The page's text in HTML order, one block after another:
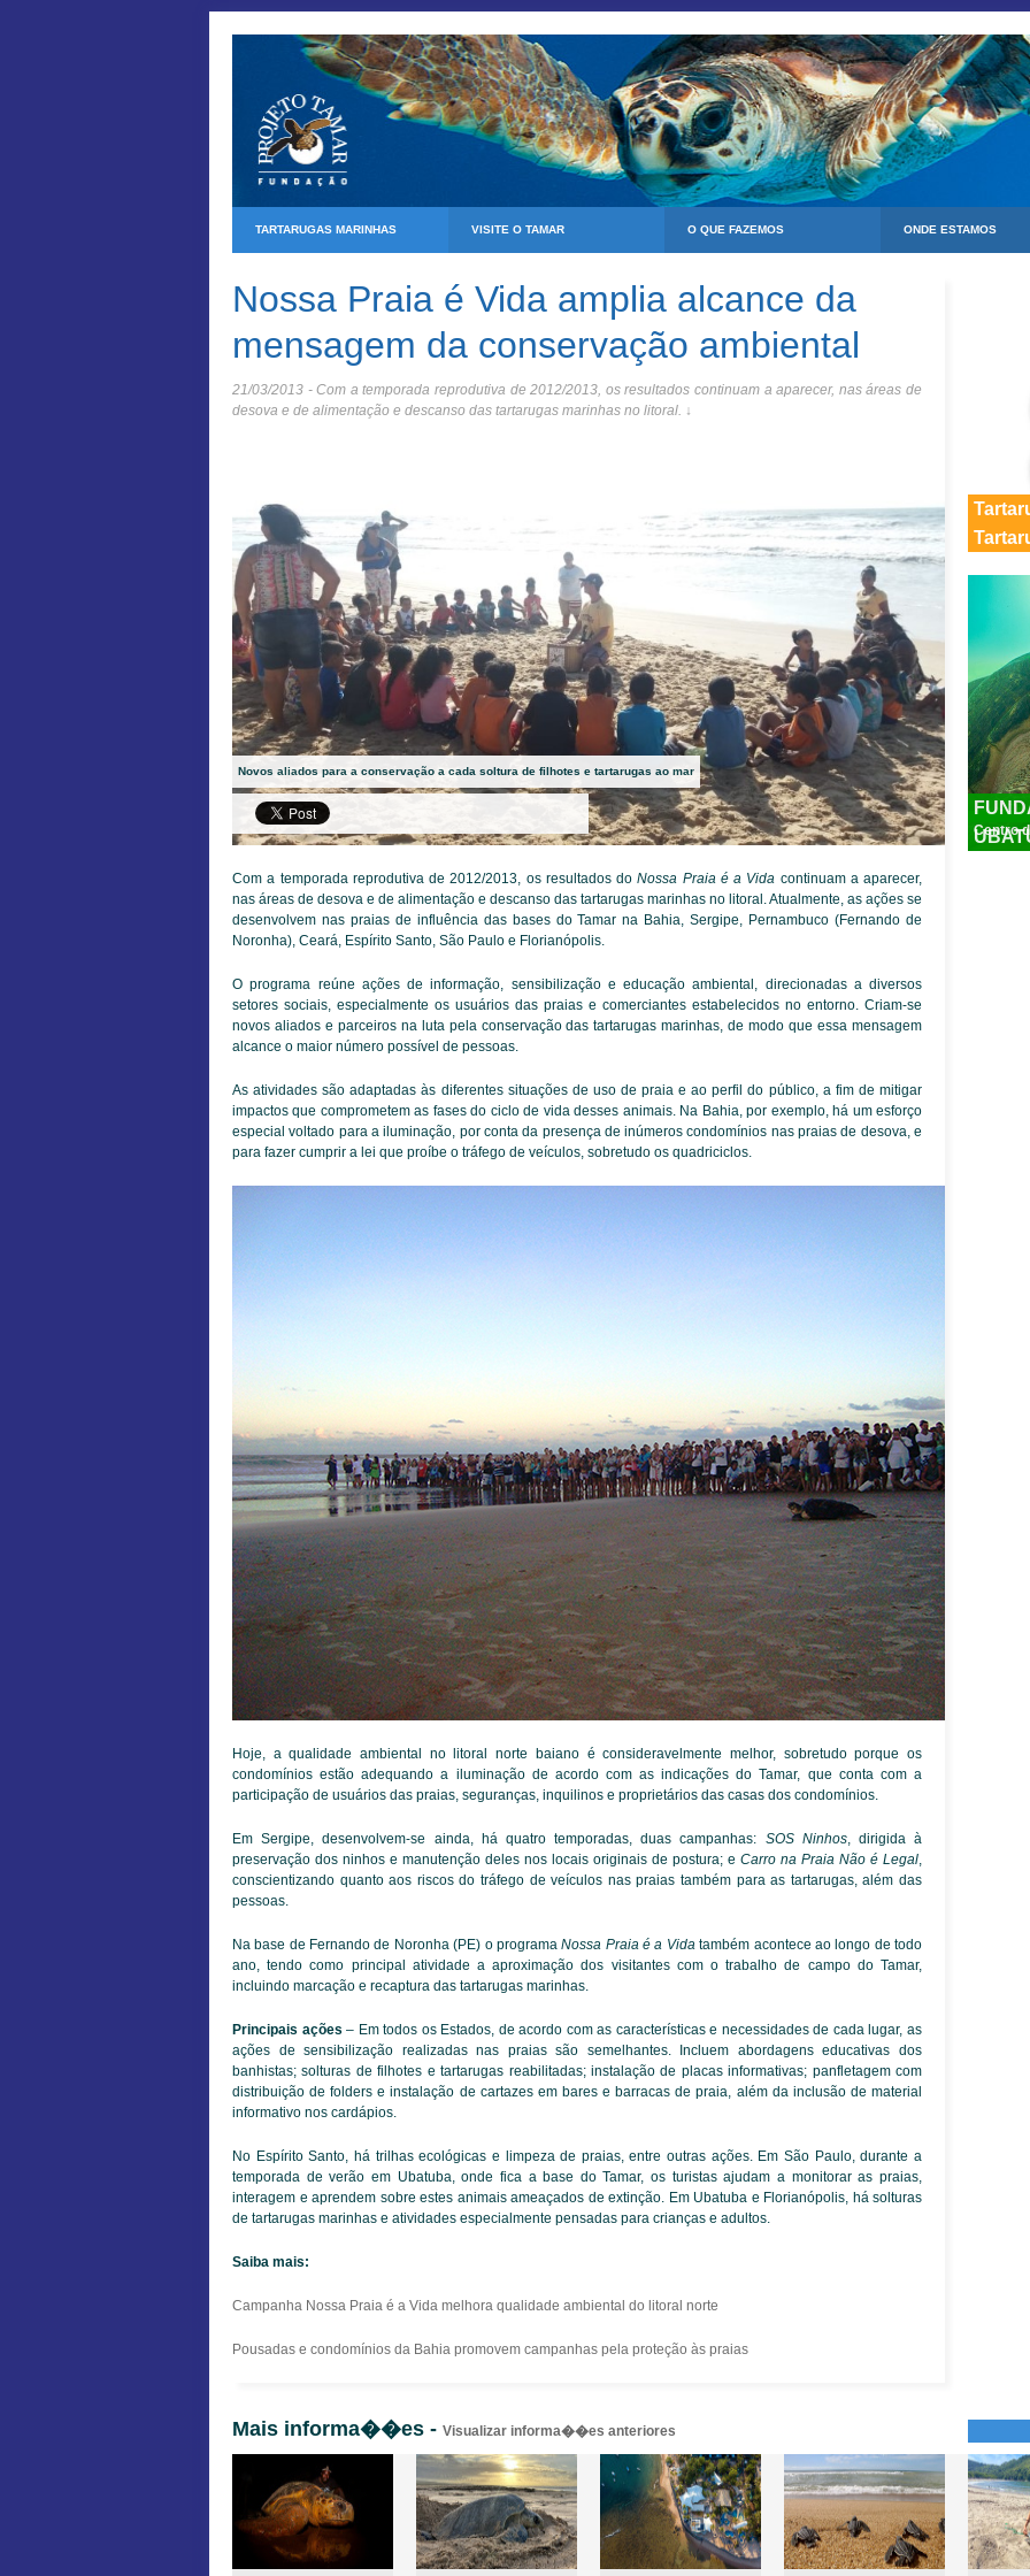
TARTARUGAS MARINHAS VISITE O TAMAR O QUE FAZEMOS ONDE ESTAMOS
Nossa Praia é Vida amplia alcance da
mensagem da conservação ambiental
21/03/2013 - Com a temporada reprodutiva de 2012/2013, os resultados continuam a aparecer, nas áreas de
desova e de alimentação e descanso das tartarugas marinhas no litoral. ↓
Novos aliados para a conservação a cada soltura de filhotes e tartarugas ao mar
Com a temporada reprodutiva de 2012/2013, os resultados doNossa Praia é a Vida continuam a aparecer,
nas áreas de desova e de alimentação e descanso das tartarugas marinhas no litoral. Atualmente, as ações se
desenvolvem nas praias de influência das bases do Tamar na Bahia, Sergipe, Pernambuco (Fernando de
Noronha), Ceará, Espírito Santo, São Paulo e Florianópolis.
O programa reúne ações de informação, sensibilização e educação ambiental, direcionadas a diversos
setores sociais, especialmente os usuários das praias e comerciantes estabelecidos no entorno. Criam-se
novos aliados e parceiros na luta pela conservação das tartarugas marinhas, de modo que essa mensagem
alcance o maior número possível de pessoas.
As atividades são adaptadas às diferentes situações de uso de praia e ao perfil do público, a fim de mitigar
impactos que comprometem as fases do ciclo de vida desses animais. Na Bahia, por exemplo, há um esforço
especial voltado para a iluminação, por conta da presença de inúmeros condomínios nas praias de desova, e
para fazer cumprir a lei que proíbe o tráfego de veículos, sobretudo os quadriciclos.
Hoje, a qualidade ambiental no litoral norte baiano é consideravelmente melhor, sobretudo porque os
condomínios estão adequando a iluminação de acordo com as indicações do Tamar, que conta com a
participação de usuários das praias, seguranças, inquilinos e proprietários das casas dos condomínios.
Em Sergipe, desenvolvem-se ainda, há quatro temporadas, duas campanhas: SOS Ninhos, dirigida à
preservação dos ninhos e manutenção deles nos locais originais de postura; e Carro na Praia Não é Legal
conscientizando quanto aos riscos do tráfego de veículos nas praias também para as tartarugas, além das
pessoas.
Na base de Fernando de Noronha (PE) o programaNossa Praia é a Vida também acontece ao longo de todo
ano, tendo como principal atividade a aproximação dos visitantes com o trabalho de campo do Tamar,
incluindo marcação e recaptura das tartarugas marinhas.
Principais ações – Em todos os Estados, de acordo com as características e necessidades de cada lugar, as
ações de sensibilização realizadas nas praias são semelhantes. Incluem abordagens educativas dos
banhistas; solturas de filhotes e tartarugas reabilitadas; instalação de placas informativas; panfletagem com
distribuição de folders e instalação de cartazes em bares e barracas de praia, além da inclusão de material
informativo nos cardápios.
No Espírito Santo, há trilhas ecológicas e limpeza de praias, entre outras ações. Em São Paulo, durante a
temporada de verão em Ubatuba, onde fica a base do Tamar, os turistas ajudam a monitorar as praias,
interagem e aprendem sobre estes animais ameaçados de extinção. Em Ubatuba e Florianópolis, há solturas
de tartarugas marinhas e atividades especialmente pensadas para crianças e adultos.
Saiba mais:
Campanha Nossa Praia é a Vida melhora qualidade ambiental do litoral norte
Pousadas e condomínios da Bahia promovem campanhas pela proteção às praias
Centro
Mais informa��es - Visualizar informa��es anteriores